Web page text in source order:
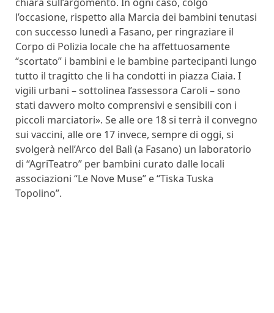
l’occasione, rispetto alla Marcia dei bambini tenutasi
con successo lunedì a Fasano, per ringraziare il
Corpo di Polizia locale che ha affettuosamente
“scortato” i bambini e le bambine partecipanti lungo
tutto il tragitto che li ha condotti in piazza Ciaia. I
vigili urbani – sottolinea l’assessora Caroli – sono
stati davvero molto comprensivi e sensibili con i
piccoli marciatori». Se alle ore 18 si terrà il convegno
sui vaccini, alle ore 17 invece, sempre di oggi, si
svolgerà nell’Arco del Balì (a Fasano) un laboratorio
di “AgriTeatro” per bambini curato dalle locali
associazioni “Le Nove Muse” e “Tiska Tuska
Topolino”.